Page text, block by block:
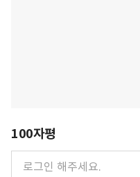
100자평